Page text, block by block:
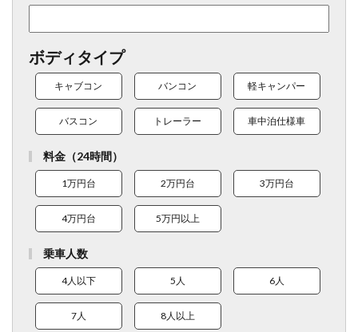
ボディタイプ
キャブコン バンコン 軽キャンパー
バスコン トレーラー 車中泊仕様車
料金（24時間）
1万円台 2万円台 3万円台
4万円台 5万円以上
乗車人数
4人以下 5人 6人
7人 8人以上